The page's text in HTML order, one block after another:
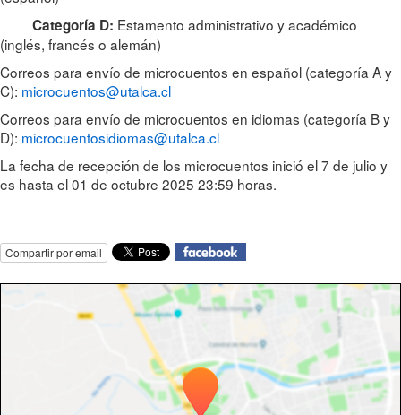
Categoría D: Estamento administrativo y académico
(inglés, francés o alemán)
Correos para envío de microcuentos en español (categoría A y
C): microcuentos@utalca.cl
Correos para envío de microcuentos en idiomas (categoría B y
D): microcuentosidiomas@utalca.cl
La fecha de recepción de los microcuentos inició el 7 de julio y
es hasta el 01 de octubre 2025 23:59 horas.
Compartir por email